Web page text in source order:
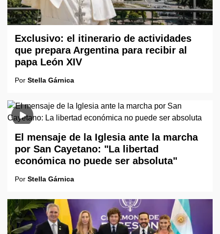
Exclusivo: el itinerario de actividades
que prepara Argentina para recibir al
papa León XIV
Por Stella Gárnica
El mensaje de la Iglesia ante la marcha
por San Cayetano: "La libertad
económica no puede ser absoluta"
Por Stella Gárnica